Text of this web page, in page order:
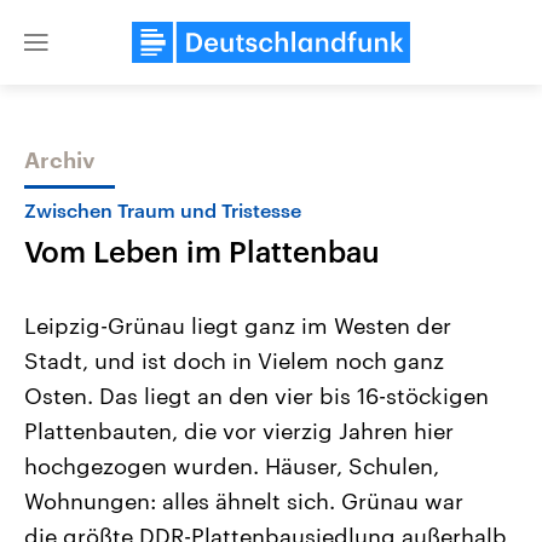
Close
Themen
Landtagswahl Sachsen-Anhalt
2026
Alle Informationen
Sachsen-Anhalt wählt am 6.
September 2026 einen neuen
Landtag. Seit 2021 wird das
Bundesland von einer Koalition aus
USA
Aktuelle Beiträge,
Hintergründe
Wirtschaftlich und
gehören die Vereinigten
mit großem Einfluss auf
Archiv
Zwischen Traum und Tristesse
Vom Leben im Plattenbau
Leipzig-Grünau liegt ganz im Westen der
Stadt, und ist doch in Vielem noch ganz
Osten. Das liegt an den vier bis 16-stöckigen
Plattenbauten, die vor vierzig Jahren hier
hochgezogen wurden. Häuser, Schulen,
Wohnungen: alles ähnelt sich. Grünau war
die größte DDR-Plattenbausiedlung außerhalb